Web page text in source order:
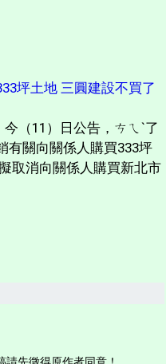
坪土地 三圓建設不買了
（11）日公告，ㄘㄟˋ了
有關向關係人購買333坪
取消向關係人購買新北市